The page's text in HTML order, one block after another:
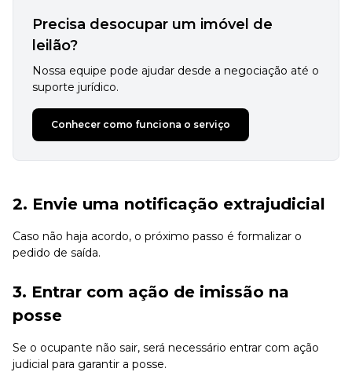
Precisa desocupar um imóvel de
leilão?
Nossa equipe pode ajudar desde a negociação até o
suporte jurídico.
Conhecer como funciona o serviço
2. Envie uma notificação extrajudicial
Caso não haja acordo, o próximo passo é formalizar o
pedido de saída.
3. Entrar com ação de imissão na
posse
Se o ocupante não sair, será necessário entrar com ação
judicial para garantir a posse.